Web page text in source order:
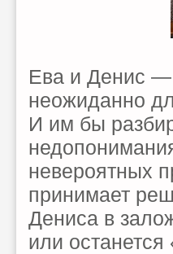
Ева и Денис —
неожиданно
И им бы
невероятных
принимает
Дениса в
или